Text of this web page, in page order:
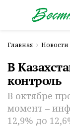
Главная Новости
В
контроль
В октябре
момент –
12,9% до